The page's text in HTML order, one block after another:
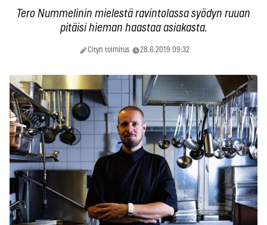
Tero Nummelinin mielestä ravintolassa syödyn ruuan
pitäisi hieman haastaa asiakasta.
Cityn toimitus 28.6.2019 09:32